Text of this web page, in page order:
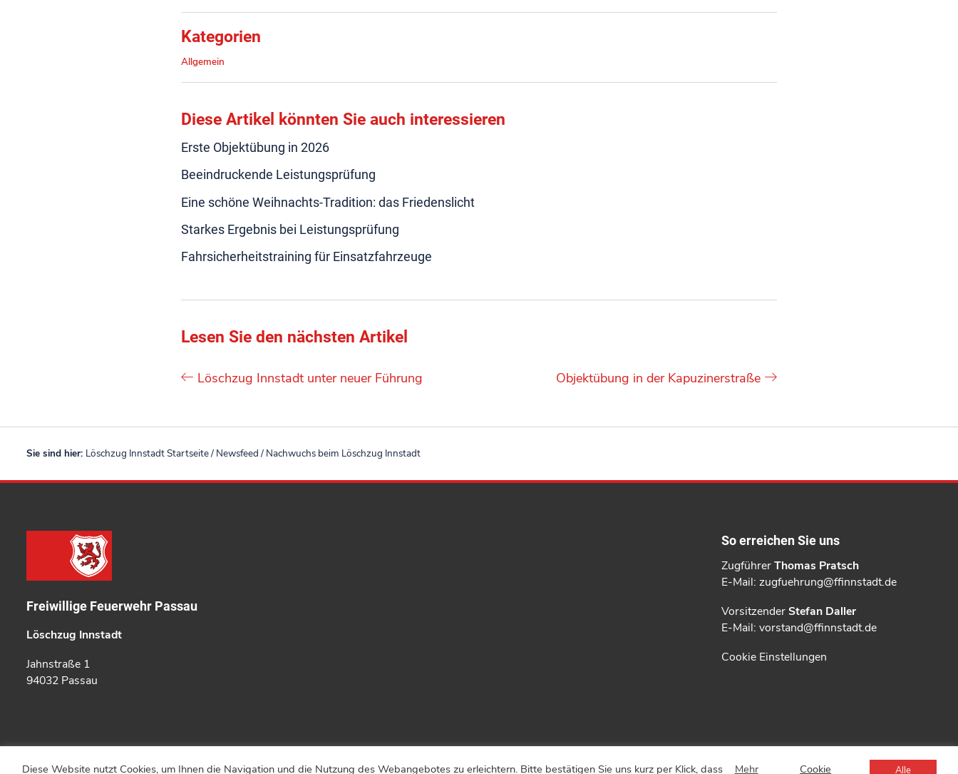
Kategorien
Allgemein
Diese Artikel könnten Sie auch interessieren
Erste Objektübung in 2026
Beeindruckende Leistungsprüfung
Eine schöne Weihnachts-Tradition: das Friedenslicht
Starkes Ergebnis bei Leistungsprüfung
Fahrsicherheitstraining für Einsatzfahrzeuge
Lesen Sie den nächsten Artikel
Löschzug Innstadt unter neuer Führung Objektübung in der Kapuzinerstraße
Sie sind hier: Löschzug Innstadt Startseite/ Newsfeed / Nachwuchs beim Löschzug Innstadt
Freiwillige Feuerwehr Passau
Löschzug Innstadt
Jahnstraße 1
94032 Passau
So erreichen Sie uns
ZugführerThomas Pratsch
E-Mail: zugfuehrung@ffinnstadt.de
VorsitzenderStefan Daller
E-Mail: vorstand@ffinnstadt.de
Cookie Einstellungen
Diese Website nutzt Cookies, um Ihnen die Navigation und die Nutzung des Webangebotes zu erleichtern. Bitte bestätigen Sie uns kurz per Klick, dass Mehr Cookie Alle